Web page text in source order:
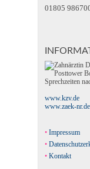
01805
Sprechzeiten
www.kzv.de
www.zaek-nr.de
Impressum
Kontakt